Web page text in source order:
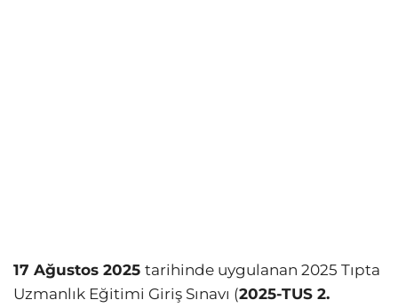
17 Ağustos 2025 tarihinde uygulanan 2025 Tıpta
Uzmanlık Eğitimi Giriş Sınavı (2025-TUS 2.